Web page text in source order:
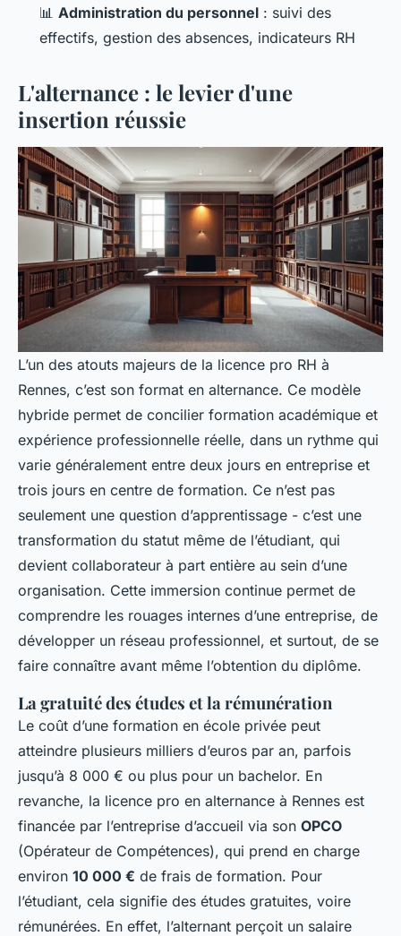
📊 Administration du personnel : suivi des
effectifs, gestion des absences, indicateurs RH
L'alternance : le levier d'une
insertion réussie
L’un des atouts majeurs de la licence pro RH à
Rennes, c’est son format en alternance. Ce modèle
hybride permet de concilier formation académique et
expérience professionnelle réelle, dans un rythme qui
varie généralement entre deux jours en entreprise et
trois jours en centre de formation. Ce n’est pas
seulement une question d’apprentissage - c’est une
transformation du statut même de l’étudiant, qui
devient collaborateur à part entière au sein d’une
organisation. Cette immersion continue permet de
comprendre les rouages internes d’une entreprise, de
développer un réseau professionnel, et surtout, de se
faire connaître avant même l’obtention du diplôme.
La gratuité des études et la rémunération
Le coût d’une formation en école privée peut
atteindre plusieurs milliers d’euros par an, parfois
jusqu’à 8 000 € ou plus pour un bachelor. En
revanche, la licence pro en alternance à Rennes est
financée par l’entreprise d’accueil via son OPCO
(Opérateur de Compétences), qui prend en charge
environ 10 000 € de frais de formation. Pour
l’étudiant, cela signifie des études gratuites, voire
rémunérées. En effet, l’alternant perçoit un salaire